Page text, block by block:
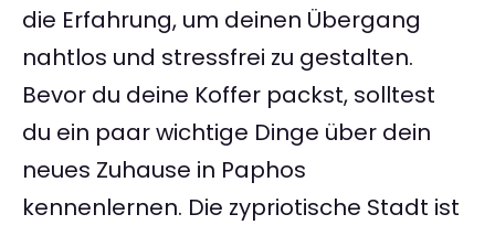
die Erfahrung, um deinen Übergang
nahtlos und stressfrei zu gestalten.
Bevor du deine Koffer packst, solltest
du ein paar wichtige Dinge über dein
neues Zuhause in Paphos
kennenlernen. Die zypriotische Stadt ist